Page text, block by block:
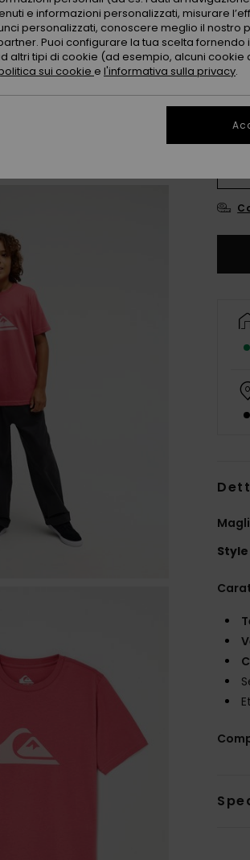
Style
e informazioni personalizzati, misurare
personalizzati, conoscere meglio il nostro
Puoi configurare la tua scelta fornendo
altri tipi di cookie (ad esempio, alcuni cookie
sui cookie e l'informativa sulla privacy.